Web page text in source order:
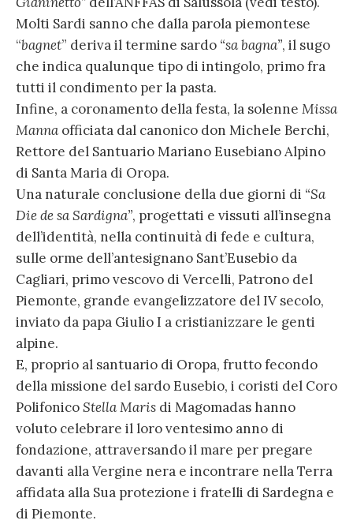
Molti Sardi sanno che dalla parola piemontese
“bagnet” deriva il termine sardo “sa bagna”, il sugo
che indica qualunque tipo di intingolo, primo fra
tutti il condimento per la pasta.
Infine, a coronamento della festa, la solenne Missa
Manna officiata dal canonico don Michele Berchi,
Rettore del Santuario Mariano Eusebiano Alpino
di Santa Maria di Oropa.
Una naturale conclusione della due giorni di “Sa
Die de sa Sardigna”, progettati e vissuti all’insegna
dell’identità, nella continuità di fede e cultura,
sulle orme dell’antesignano Sant’Eusebio da
Cagliari, primo vescovo di Vercelli, Patrono del
Piemonte, grande evangelizzatore del IV secolo,
inviato da papa Giulio I a cristianizzare le genti
alpine.
E, proprio al santuario di Oropa, frutto fecondo
della missione del sardo Eusebio, i coristi del Coro
PolifonicoStella Maris di Magomadas hanno
voluto celebrare il loro ventesimo anno di
fondazione, attraversando il mare per pregare
davanti alla Vergine nera e incontrare nella Terra
affidata alla Sua protezione i fratelli di Sardegna e
di Piemonte.